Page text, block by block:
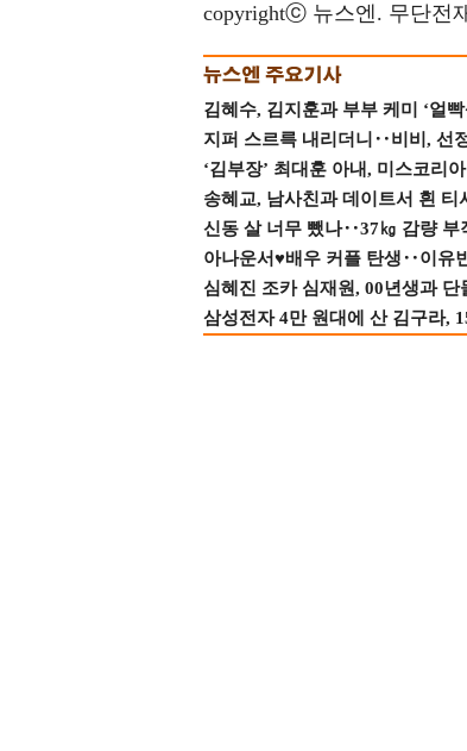
copyrightⓒ 뉴스엔. 무단전
김혜수, 김지훈과 부부 케미 ‘얼
지퍼 스르륵 내리더니‥비비, 선
‘김부장’ 최대훈 아내, 미스코리
송혜교, 남사친과 데이트서 흰
신동 살 너무 뺐나‥37㎏ 감량 부
아나운서♥배우 커플 탄생‥이유
심혜진 조카 심재원, 00년생과
삼성전자 4만 원대에 산 김구라,